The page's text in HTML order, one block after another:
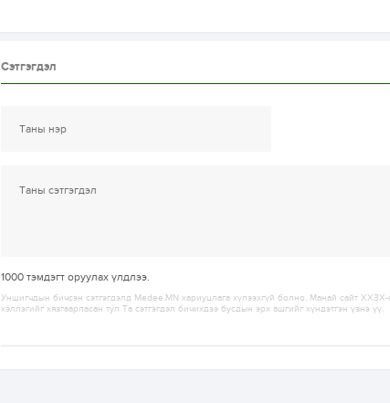
Сэтгэгдэл
1000 тэмдэгт оруулах үлдлээ.
Уншигчдын бичсэн сэтгэгдэлд Medee.MN хариуцлага хүлээхгүй болно. Манай сайт
хэллэгийг хязгаарласан тул Та сэтгэгдэл бичихдээ бусдын эрх ашгийг хүндэтгэн үзнэ үү.